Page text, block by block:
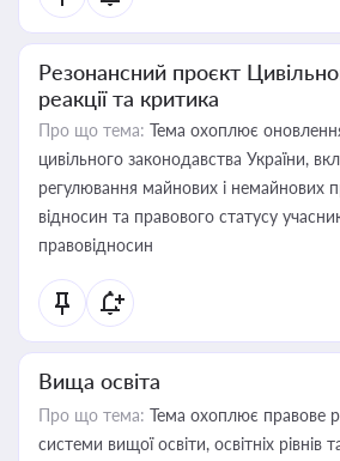
Резонансний проєкт
реакції та критика
Про що тема: Тема охоплює
цивільного законодавства України,
регулювання майнових і немайнових
відносин та правового статусу
правовідносин
Вища освіта
Про що тема: Тема охоплює правове
системи вищої освіти, освітніх рівнів